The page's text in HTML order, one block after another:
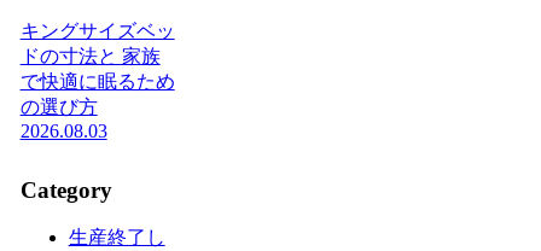
キングサイズベッ
ドの寸法と 家族
で快適に眠るため
の選び方
2026.08.03
Category
生産終了し